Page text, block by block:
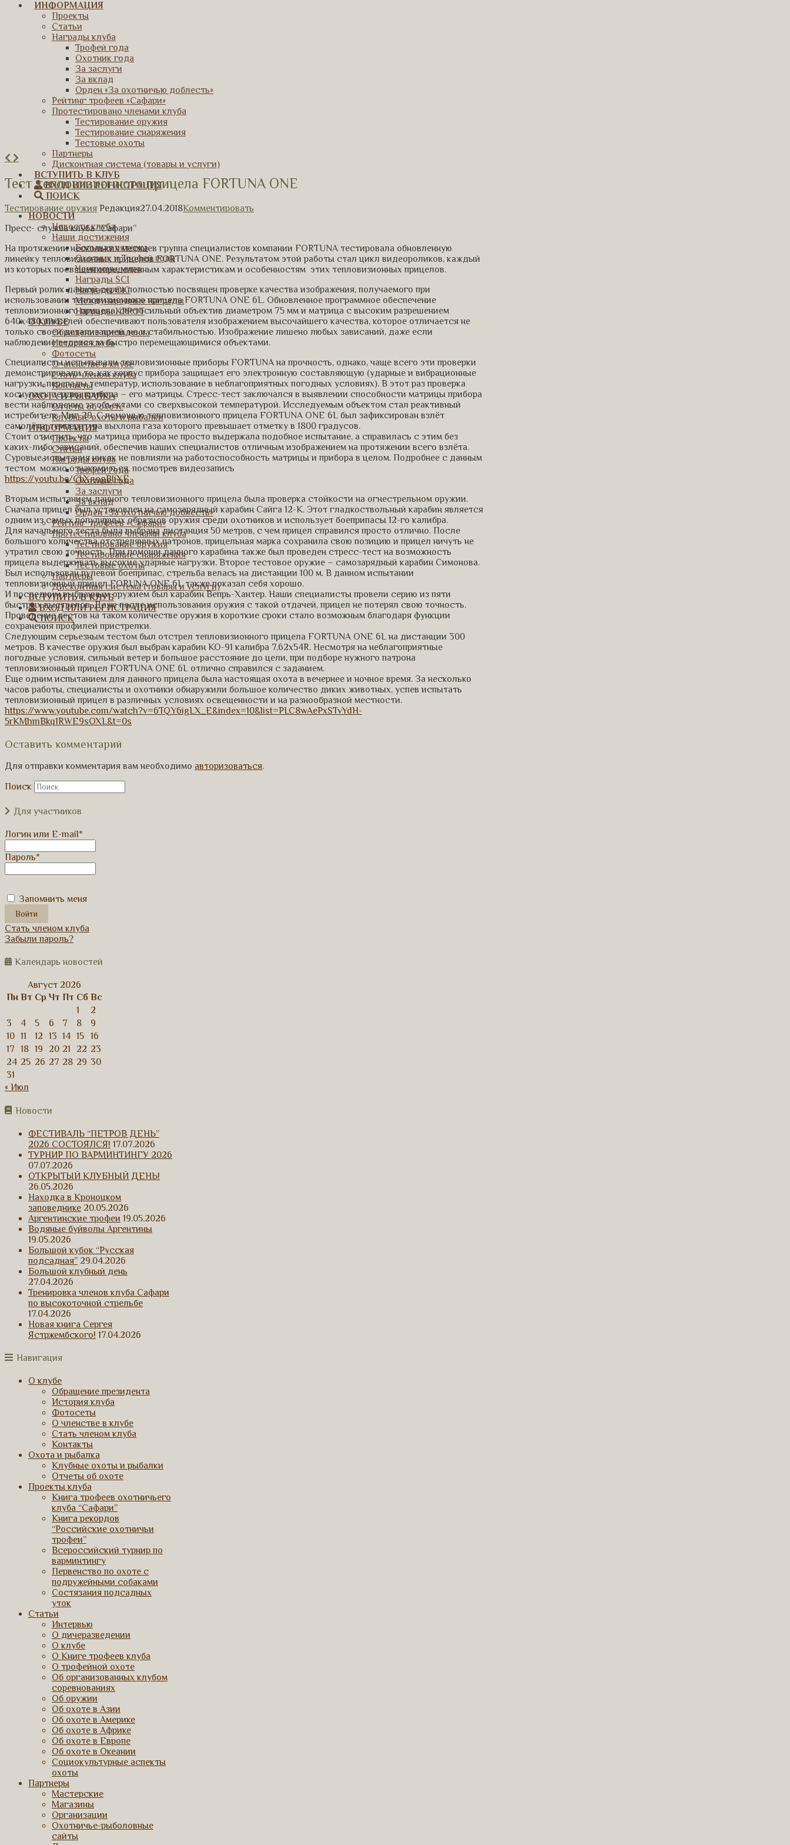
ИНФОРМАЦИЯ
Проекты
Статьи
Награды клуба
Трофей года
Охотник года
За заслуги
За вклад
Орден «За охотничью доблесть»
Рейтинг трофеев «Сафари»
Протестировано членами клуба
Тестирование оружия
Тестирование снаряжения
Тестовые охоты
Партнеры
Дисконтная система (товары и услуги)
ВСТУПИТЬ В КЛУБ
ВХОД ИЛИ РЕГИСТРАЦИЯ
ПОИСК
НОВОСТИ
Новости клуба
Наши достижения
Большая пятерка
Охотник и Трофей года
Чемпионы мира
Награды SCI
Награды CIC
Международные награды
Награды КРРОТ
О КЛУБЕ
Обращение президента
История клуба
Фотосеты
О членстве в клубе
Стать членом клуба
Контакты
ОХОТА И РЫБАЛКА
Отчеты об охоте
Клубные охоты и рыбалки
ИНФОРМАЦИЯ
Проекты
Статьи
Награды клуба
Трофей года
Охотник года
За заслуги
За вклад
Орден «За охотничью доблесть»
Рейтинг трофеев «Сафари»
Протестировано членами клуба
Тестирование оружия
Тестирование снаряжения
Тестовые охоты
Партнеры
Дисконтная система (товары и услуги)
ВСТУПИТЬ В КЛУБ
ВХОД ИЛИ РЕГИСТРАЦИЯ
ПОИСК
Тест тепловизионного прицела FORTUNA ONE
Тестирование оружия Редакция27.04.2018Комментировать
Пресс- служба клуба “Сафари”
На протяжении нескольких месяцев группа специалистов компании FORTUNA тестировала обновленную
линейку тепловизионных прицелов FORTUNA ONE. Результатом этой работы стал цикл видеороликов, каждый
из которых посвящен определенным характеристикам и особенностям этих тепловизионных прицелов.
Первый ролик данной серии полностью посвящен проверке качества изображения, получаемого при
использовании тепловизионного прицела FORTUNA ONE 6L. Обновленное программное обеспечение
тепловизионного прицела, светосильный объектив диаметром 75 мм и матрица с высоким разрешением
640х480 пикселей обеспечивают пользователя изображением высочайшего качества, которое отличается не
только своей детализацией, но и стабильностью. Изображение лишено любых зависаний, даже если
наблюдение ведется за быстро перемещающимися объектами.
Специалисты испытывали тепловизионные приборы FORTUNA на прочность, однако, чаще всего эти проверки
демонстрировали то, как корпус прибора защищает его электронную составляющую (ударные и вибрационные
нагрузки, перепады температур, использование в неблагоприятных погодных условиях). В этот раз проверка
коснулась сердца прибора – его матрицы. Стресс-тест заключался в выявлении способности матрицы прибора
вести наблюдение за объектами со сверхвысокой температурой. Исследуемым объектом стал реактивный
истребитель Миг-29. С помощью тепловизионного прицела FORTUNA ONE 6L был зафиксирован взлёт
самолёта, температура выхлопа газа которого превышает отметку в 1800 градусов.
Стоит отметить, что матрица прибора не просто выдержала подобное испытание, а справилась с этим без
каких-либо зависаний, обеспечив наших специалистов отличным изображением на протяжении всего взлёта.
Суровые испытания никак не повлияли на работоспособность матрицы и прибора в целом. Подробнее с данным
тестом можно ознакомиться, посмотрев видеозапись
https://youtu.be/CbXgogBIiXE
Вторым испытанием данного тепловизионного прицела была проверка стойкости на огнестрельном оружии.
Сначала прицел был установлен на самозарядный карабин Сайга 12-К. Этот гладкоствольный карабин является
одним из самых популярных образцов оружия среди охотников и использует боеприпасы 12-го калибра.
Для начального теста была выбрана дистанция 50 метров, с чем прицел справился просто отлично. После
большого количества отстрелянных патронов, прицельная марка сохранила свою позицию и прицел ничуть не
утратил свою точность. При помощи данного карабина также был проведен стресс-тест на возможность
прицела выдерживать высокие ударные нагрузки. Второе тестовое оружие – самозарядный карабин Симонова.
Был использован пулевой боеприпас, стрельба велась на дистанции 100 м. В данном испытании
тепловизионный прицел FORUNA ONE 6L также показал себя хорошо.
И последним выбранным оружием был карабин Вепрь-Хантер. Наши специалисты провели серию из пяти
быстрых выстрелов. Даже после использования оружия с такой отдачей, прицел не потерял свою точность.
Проведение тестов на таком количестве оружия в короткие сроки стало возможным благодаря функции
сохранения профилей пристрелки.
Следующим серьезным тестом был отстрел тепловизионного прицела FORTUNA ONE 6L на дистанции 300
метров. В качестве оружия был выбран карабин КО-91 калибра 7,62х54R. Несмотря на неблагоприятные
погодные условия, сильный ветер и большое расстояние до цели, при подборе нужного патрона
тепловизионный прицел FORTUNA ONE 6L отлично справился с заданием.
Еще одним испытанием для данного прицела была настоящая охота в вечернее и ночное время. За несколько
часов работы, специалисты и охотники обнаружили большое количество диких животных, успев испытать
тепловизионный прицел в различных условиях освещенности и на разнообразной местности.
https://www.youtube.com/watch?v=6TQY6igLX_E&index=10&list=PLC8wAePxSTvYdH-
5rKMhmBkq1RWE9sOXL&t=0s
Оставить комментарий
Для отправки комментария вам необходимо авторизоваться.
Поиск
Для участников
Логин или E-mail*
Пароль*
Запомнить меня
Стать членом клуба
Забыли пароль?
Календарь новостей
Август 2026
Пн Вт Ср Чт Пт Сб Вс
1
2
3
4 5 6 7 8
9
10 11 12 13 14 15
16
17
18 19 20 21 22 23
24 25 26 27 28 29 30
31
« Июл
Новости
ФЕСТИВАЛЬ “ПЕТРОВ ДЕНЬ”
2026 СОСТОЯЛСЯ! 17.07.2026
ТУРНИР ПО ВАРМИНТИНГУ 2026
07.07.2026
ОТКРЫТЫЙ КЛУБНЫЙ ДЕНЬ!
26.05.2026
Находка в Кроноцком
заповеднике 20.05.2026
Аргентинские трофеи 19.05.2026
Водяные буйволы Аргентины
19.05.2026
Большой кубок “Русская
подсадная” 29.04.2026
Большой клубный день
27.04.2026
Тренировка членов клуба Сафари
по высокоточной стрельбе
17.04.2026
Новая книга Сергея
Ястржембского! 17.04.2026
Навигация
О клубе
Обращение президента
История клуба
Фотосеты
О членстве в клубе
Стать членом клуба
Контакты
Охота и рыбалка
Клубные охоты и рыбалки
Отчеты об охоте
Проекты клуба
Книга трофеев охотничьего
клуба “Сафари”
Книга рекордов
“Российские охотничьи
трофеи”
Всероссийский турнир по
варминтингу
Первенство по охоте с
подружейными собаками
Состязания подсадных
уток
Статьи
Интервью
О дичеразведении
О клубе
О Книге трофеев клуба
О трофейной охоте
Об организованных клубом
соревнованиях
Об оружии
Об охоте в Азии
Об охоте в Америке
Об охоте в Африке
Об охоте в Европе
Об охоте в Океании
Социокультурные аспекты
охоты
Партнеры
Мастерские
Магазины
Организации
Охотничье-рыболовные
сайты